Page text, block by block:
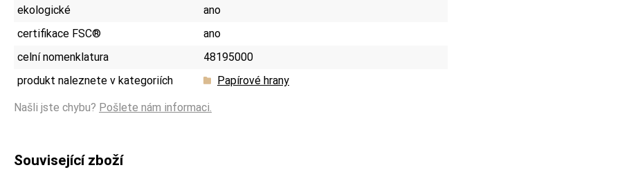
ekologické
ano
certifikace FSC®
ano
celní nomenklatura
48195000
produkt naleznete v kategoriích
Papírové hrany
Našli jste chybu? Pošlete nám informaci.
Související zboží